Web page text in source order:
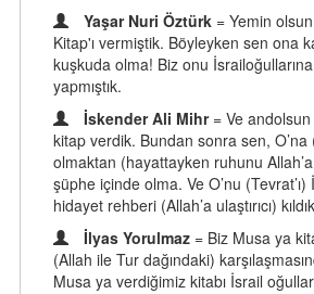
Yaşar Nuri Öztürk = Yemin
Kitap'ı vermiştik. Böyleyken sen ona
kuşkuda olma! Biz onu
yapmıştık.
İskender Ali Mihr = Ve
kitap verdik. Bundan sonra sen, O’na
olmaktan (hayattayken ruhunu
şüphe içinde olma. Ve O’nu (Tevrat’ı)
hidayet rehberi (Allah’a ulaştırıcı)
İlyas Yorulmaz = Biz Musa ya
(Allah ile Tur dağındaki)
Musa ya verdiğimiz kitabı İsrail